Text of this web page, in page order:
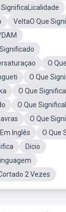
SignificaLicalidade
VeltaO Que
O
O Que
O Que
O Que
O Que
Inglês
O Que
Dicio
2 Vezes